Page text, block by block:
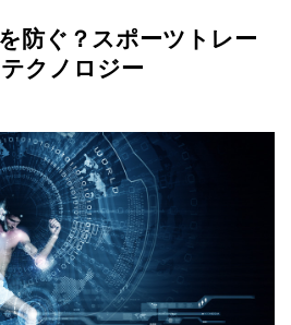
防ぐ？スポーツトレー
クノロジー